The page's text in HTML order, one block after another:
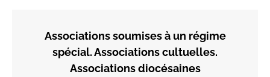
Associations soumises à un régime
spécial. Associations cultuelles.
Associations diocésaines